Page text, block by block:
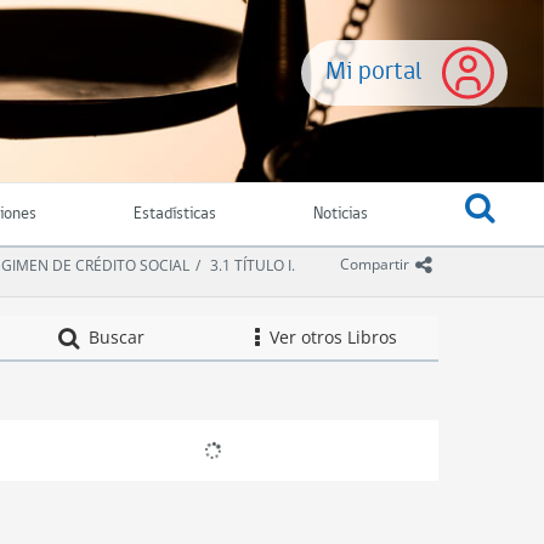
Mi portal
Estadísticas Noticias
Compartir icono
DE CRÉDITO SOCIAL
3.1 TÍTULO I.
Buscar icono
Ver otros LibrosCompendio de